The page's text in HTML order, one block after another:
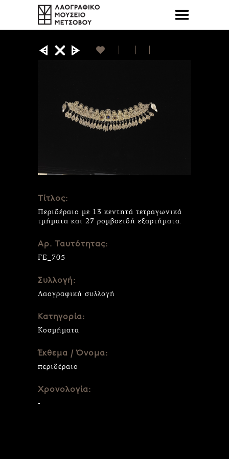
Τίτλος:
Περιδέραιο με 13 κεντητά τετραγωνικά
τμήματα και 27 ρομβοειδή εξαρτήματα.
Αρ. Ταυτότητας:
ΓΕ_705
Συλλογή:
Λαογραφική συλλογή
Κατηγορία:
Κοσμήματα
Έκθεμα / Όνομα:
περιδέραιο
Χρονολογία:
-